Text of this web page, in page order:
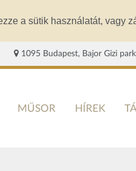
a sütik használatát, vagy
1095 Budapest, Bajor Gizi
MŰSOR HÍREK